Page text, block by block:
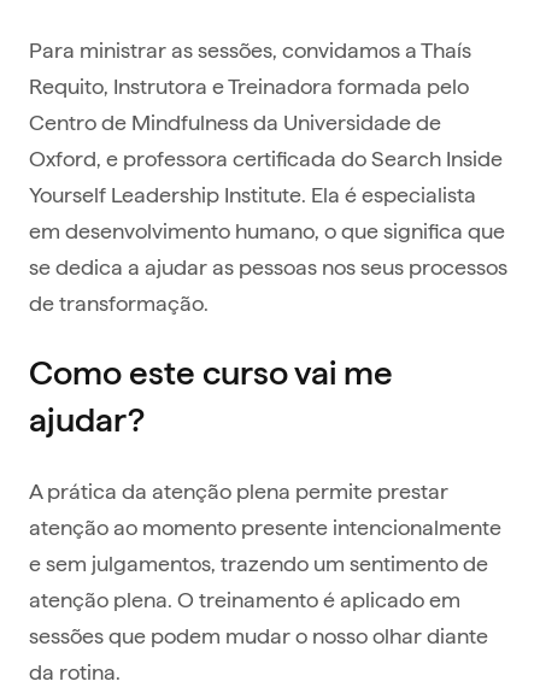
Para ministrar as sessões, convidamos a Thaís
Requito, Instrutora e Treinadora formada pelo
Centro de Mindfulness da Universidade de
Oxford, e professora certificada do Search Inside
Yourself Leadership Institute. Ela é especialista
em desenvolvimento humano, o que significa que
se dedica a ajudar as pessoas nos seus processos
de transformação.
Como este curso vai me
ajudar?
A prática da atenção plena permite prestar
atenção ao momento presente intencionalmente
e sem julgamentos, trazendo um sentimento de
atenção plena. O treinamento é aplicado em
sessões que podem mudar o nosso olhar diante
da rotina.